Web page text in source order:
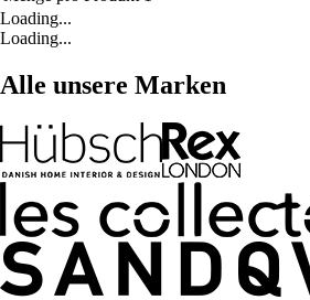
Loading...
Loading...
Alle unsere Marken